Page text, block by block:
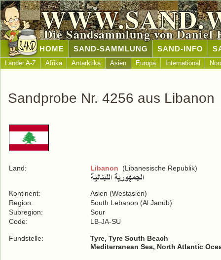
Die Sandsammlung von Daniel
HOME SAND-SAMMLUNG SAND-INFO
Länder A-Z Afrika Antarktika Asien Europa International
Sandprobe Nr. 4256 aus Libanon
Land: Libanon (Libanesische Republik)
Kontinent:
Asien (Westasien)
Region:
South Lebanon (Al Janūb)
Subregion:
Sour
Code:
LB-JA-SU
Fundstelle:
Tyre, Tyre South Beach
Mediterranean Sea, North Atlantic